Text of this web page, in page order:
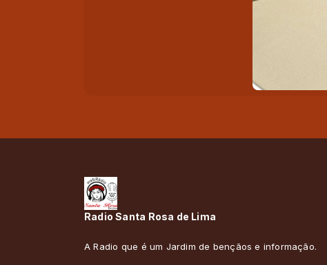
Radio Santa Rosa de Lima
A Radio que é um Jardim de bençãos e informação.